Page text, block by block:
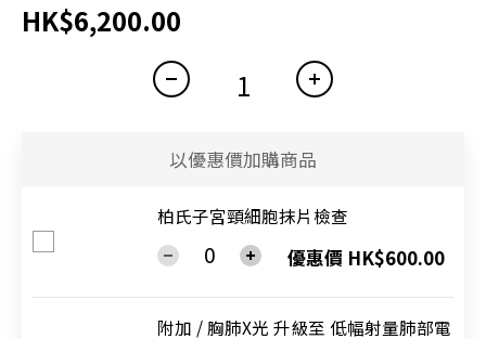
HK$6,200.00
以優惠價加購商品
柏氏子宮頸細胞抹片檢查
優惠價 HK$600.00
附加 / 胸肺X光 升級至 低幅射量肺部電